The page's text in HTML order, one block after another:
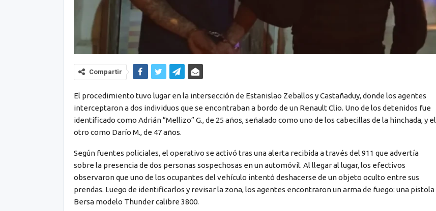
Compartir
El procedimiento tuvo lugar en la intersección de Estanislao Zeballos y Castañaduy, donde los agentes
interceptaron a dos individuos que se encontraban a bordo de un Renault Clio. Uno de los detenidos fue
identificado como Adrián “Mellizo” G., de 25 años, señalado como uno de los cabecillas de la hinchada, y el
otro como Darío M., de 47 años.
Según fuentes policiales, el operativo se activó tras una alerta recibida a través del 911 que advertía
sobre la presencia de dos personas sospechosas en un automóvil. Al llegar al lugar, los efectivos
observaron que uno de los ocupantes del vehículo intentó deshacerse de un objeto oculto entre sus
prendas. Luego de identificarlos y revisar la zona, los agentes encontraron un arma de fuego: una pistola
Bersa modelo Thunder calibre 3800.